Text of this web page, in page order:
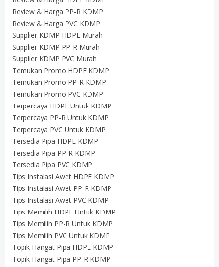
Review & Harga PP-R KDMP
Review & Harga PVC KDMP
Supplier KDMP HDPE Murah
Supplier KDMP PP-R Murah
Supplier KDMP PVC Murah
Temukan Promo HDPE KDMP
Temukan Promo PP-R KDMP
Temukan Promo PVC KDMP
Terpercaya HDPE Untuk KDMP
Terpercaya PP-R Untuk KDMP
Terpercaya PVC Untuk KDMP
Tersedia Pipa HDPE KDMP
Tersedia Pipa PP-R KDMP
Tersedia Pipa PVC KDMP
Tips Instalasi Awet HDPE KDMP
Tips Instalasi Awet PP-R KDMP
Tips Instalasi Awet PVC KDMP
Tips Memilih HDPE Untuk KDMP
Tips Memilih PP-R Untuk KDMP
Tips Memilih PVC Untuk KDMP
Topik Hangat Pipa HDPE KDMP
Topik Hangat Pipa PP-R KDMP